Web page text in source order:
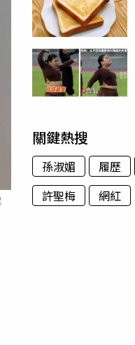
關鍵熱搜
孫淑媚 履歷
許聖梅
網紅